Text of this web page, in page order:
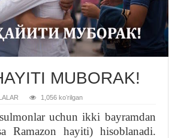
MUBORAK!
1,056 koʻrilgan
uchun ikki bayramdan
Ramazon hayiti) hisoblanadi.